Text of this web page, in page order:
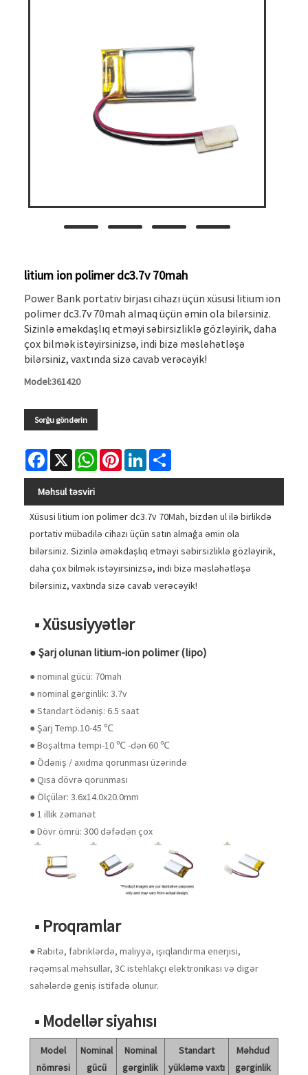
litium ion polimer dc3.7v 70mah
Power Bank portativ birjası cihazı üçün xüsusi litium ion
polimer dc3.7v 70mah almaq üçün əmin ola bilərsiniz.
Sizinlə əməkdaşlıq etməyi səbirsizliklə gözləyirik, daha
çox bilmək istəyirsinizsə, indi bizə məsləhətləşə
bilərsiniz, vaxtında sizə cavab verəcəyik!
Model:361420
Sorğu göndərin
Facebook
X WhatsAppPinterestLinkedIn
Məhsul təsviri
Xüsusi litium ion polimer dc3.7v 70Mah, bizdən ul ilə birlikdə
portativ mübadilə cihazı üçün satın almağa əmin ola
bilərsiniz. Sizinlə əməkdaşlıq etməyi səbirsizliklə gözləyirik,
daha çox bilmək istəyirsinizsə, indi bizə məsləhətləşə
bilərsiniz, vaxtında sizə cavab verəcəyik!
■ Xüsusiyyətlər
● Şarj olunan litium-ion polimer (lipo)
● nominal gücü: 70mah
● nominal gərginlik: 3.7v
● Standart ödəniş: 6.5 saat
● Şarj Temp.10-45 ℃
● Boşaltma tempi-10 ℃ -dən 60 ℃
● Ödəniş / axıdma qorunması üzərində
● Qısa dövrə qorunması
● Ölçülər: 3.6x14.0x20.0mm
● 1 illik zəmanət
● Dövr ömrü: 300 dəfədən çox
■ Proqramlar
● Rabitə, fabriklərdə, maliyyə, işıqlandırma enerjisi,
rəqəmsal məhsullar, 3C istehlakçı elektronikası və digər
sahələrdə geniş istifadə olunur.
■ Modellər siyahısı
Model
nömrəsi
Nominal
gücü
Nominal
gərginlik
Standart
yükləmə vaxtı
Məhdud
gərginlik